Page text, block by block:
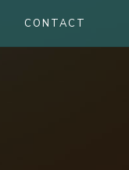
CONTACT